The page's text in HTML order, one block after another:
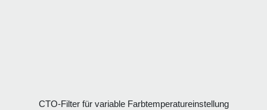
CTO-Filter für variable Farbtemperatureinstellung